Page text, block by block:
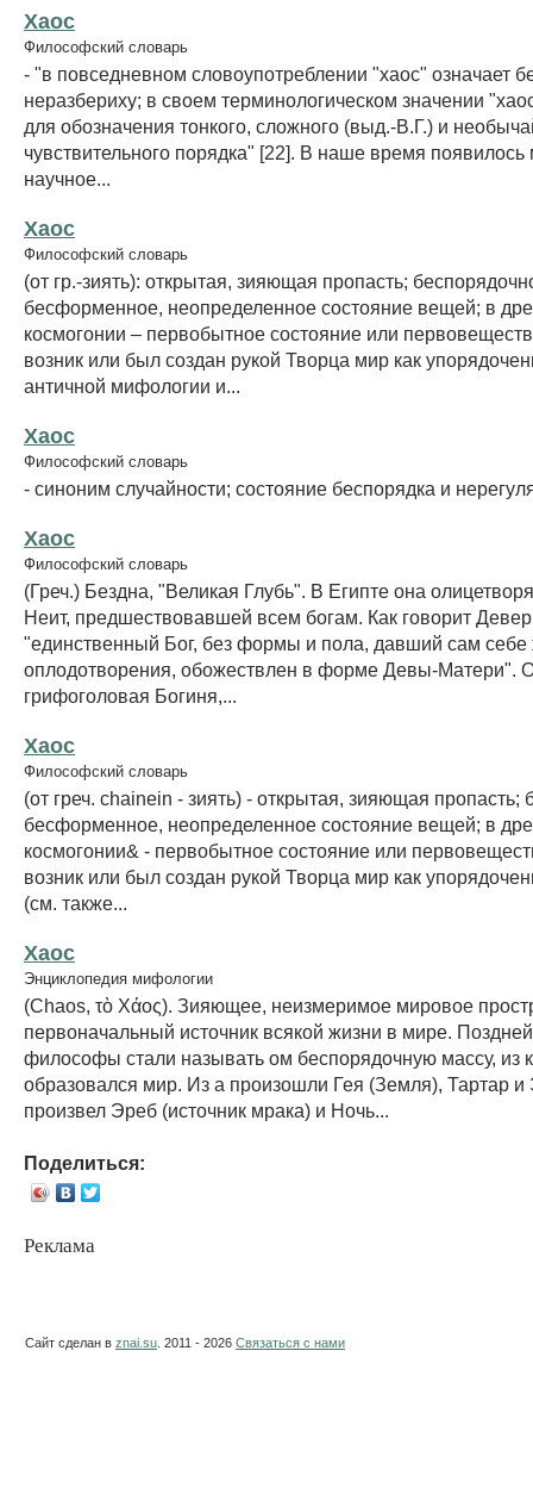
Хаос
Философский словарь
- "в повседневном словоупотреблении "хаос" означает
неразбериху; в своем терминологическом значении
для обозначения тонкого, сложного (выд.-В.Г.) и
чувствительного порядка" [22]. В наше время появилось
научное...
Хаос
Философский словарь
(от гр.-зиять): открытая, зияющая пропасть;
бесформенное, неопределенное состояние вещей; в
космогонии – первобытное состояние или
возник или был создан рукой Творца мир как
античной мифологии и...
Хаос
Философский словарь
- синоним случайности; состояние беспорядка и
Хаос
Философский словарь
(Греч.) Бездна, "Великая Глубь". В Египте она
Неит, предшествовавшей всем богам. Как говорит
"единственный Бог, без формы и пола, давший сам себе
оплодотворения, обожествлен в форме Девы-Матери".
грифоголовая Богиня,...
Хаос
Философский словарь
(от греч. chainein - зиять) - открытая, зияющая пропасть;
бесформенное, неопределенное состояние вещей; в
космогонии& - первобытное состояние или
возник или был создан рукой Творца мир как
(см. также...
Хаос
Энциклопедия мифологии
(Chaos, τὸ Χάος). Зияющее, неизмеримое мировое
первоначальный источник всякой жизни в мире.
философы стали называть ом беспорядочную массу, из
образовался мир. Из а произошли Гея (Земля), Тартар и
произвел Эреб (источник мрака) и Ночь...
Поделиться:
Реклама
Сайт сделан в znai.su . 2011 - 2026 Связаться с нами